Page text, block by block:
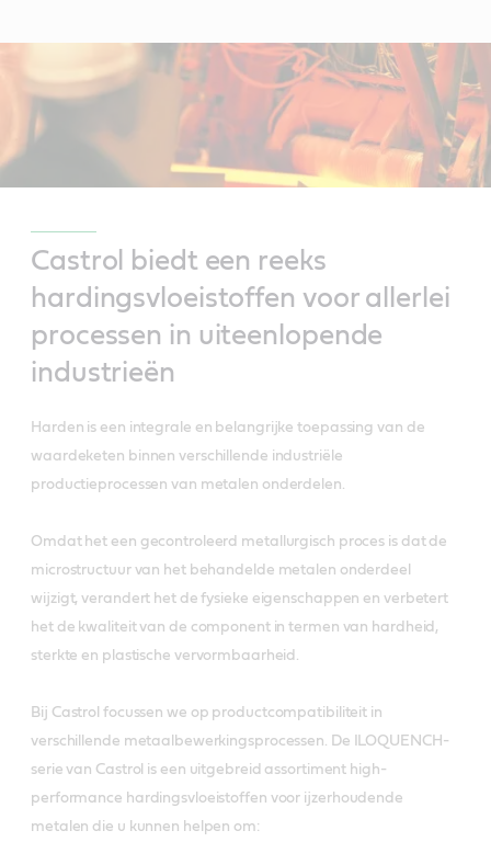
Castrol biedt een reeks
hardingsvloeistoffen voor allerlei
processen in uiteenlopende
industrieën
Harden is een integrale en belangrijke toepassing van de
waardeketen binnen verschillende industriële
productieprocessen van metalen onderdelen.
Omdat het een gecontroleerd metallurgisch proces is dat de
microstructuur van het behandelde metalen onderdeel
wijzigt, verandert het de fysieke eigenschappen en verbetert
het de kwaliteit van de component in termen van hardheid,
sterkte en plastische vervormbaarheid.
Bij Castrol focussen we op productcompatibiliteit in
verschillende metaalbewerkingsprocessen. De ILOQUENCH-
serie van Castrol is een uitgebreid assortiment high-
performance hardingsvloeistoffen voor ijzerhoudende
metalen die u kunnen helpen om: